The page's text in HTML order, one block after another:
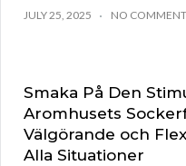
JULY 25, 2025 NO
Smaka På Den
Aromhusets
Välgörande och
Alla Situationer